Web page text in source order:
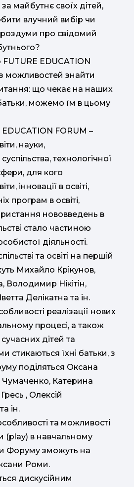
за майбутнє своїх дітей,
влучний вибір чи
про свідомий
EDUCATION
можливостей знайти
що чекає на наших
можемо їм в цьому
FORUM –
науки,
технологічної
для кого
інновації в освіті,
програм в освіті,
нововведень в
стало частиною
діяльності.
та освіті на першій
Михайло Крікунов,
Нікітін,
Делікатна та ін.
реалізації нових
процесі, а також
дітей та
стикаються їхні батьки, з
поділяться Оксана
Чумаченко, Катерина
, Олексій
ін.
та можливості
(play) в навчальному
Форуму зможуть на
Роми.
дискусійним